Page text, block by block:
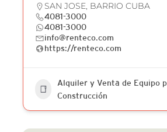
SAN JOSE, BARRIO CUBA
4081-3000
4081-3000
info@renteco.com
https://renteco.com
Alquiler y Venta de Equipo
Construcción